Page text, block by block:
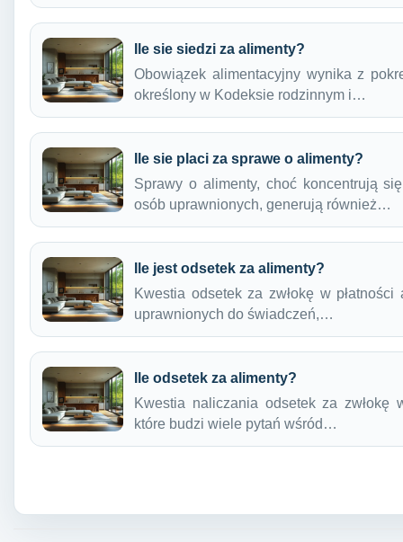
Ile sie siedzi za alimenty?
Obowiązek alimentacyjny wynika z
określony w Kodeksie rodzinnym i…
Ile sie placi za sprawe o alimenty?
Sprawy o alimenty, choć koncentrują
osób uprawnionych, generują również…
Ile jest odsetek za alimenty?
Kwestia odsetek za zwłokę w
uprawnionych do świadczeń,…
Ile odsetek za alimenty?
Kwestia naliczania odsetek za zwłokę
które budzi wiele pytań wśród…